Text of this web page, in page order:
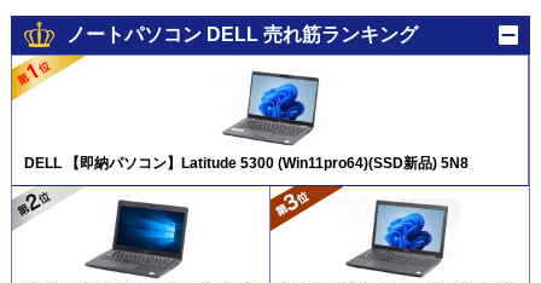
ノートパソコン DELL 売れ筋ランキング
DELL 【即納パソコン】Latitude 5300 (Win11pro64)(SSD新品) 5N8